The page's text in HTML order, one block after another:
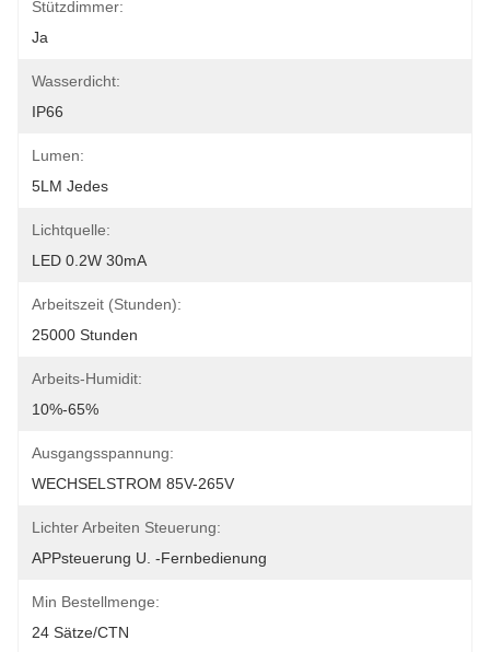
Stützdimmer:
Ja
Wasserdicht:
IP66
Lumen:
5LM Jedes
Lichtquelle:
LED 0.2W 30mA
Arbeitszeit (Stunden):
25000 Stunden
Arbeits-Humidit:
10%-65%
Ausgangsspannung:
WECHSELSTROM 85V-265V
Lichter Arbeiten Steuerung:
APPsteuerung U. -Fernbedienung
Min Bestellmenge:
24 Sätze/CTN